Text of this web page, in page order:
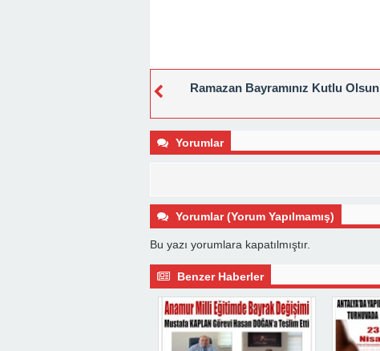
Ramazan Bayramınız Kutlu Olsun
Yorumlar
Yorumlar (Yorum Yapılmamış)
Bu yazı yorumlara kapatılmıştır.
Benzer Haberler